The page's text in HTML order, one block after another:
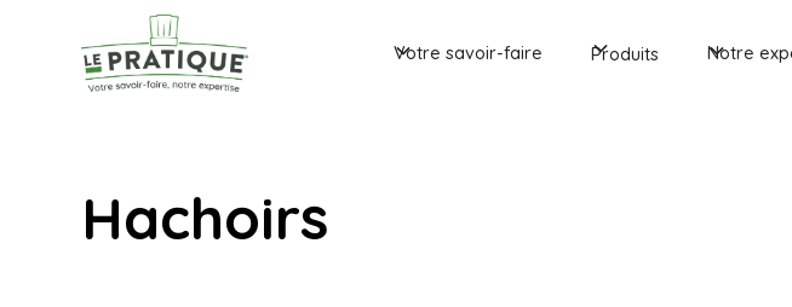
Votre savoir-faire Produits Notre
Hachoirs